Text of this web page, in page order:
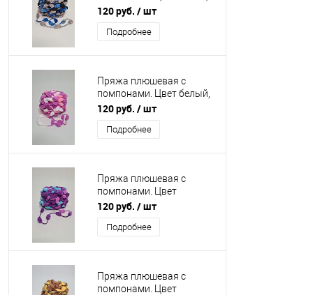
серый, черный
120 руб. / шт
Подробнее
Пряжа плюшевая с
помпонами. Цвет белый,
розовый, малиновый
120 руб. / шт
Подробнее
Пряжа плюшевая с
помпонами. Цвет
голубой, розовый,
фиолетовый
120 руб. / шт
Подробнее
Пряжа плюшевая с
помпонами. Цвет